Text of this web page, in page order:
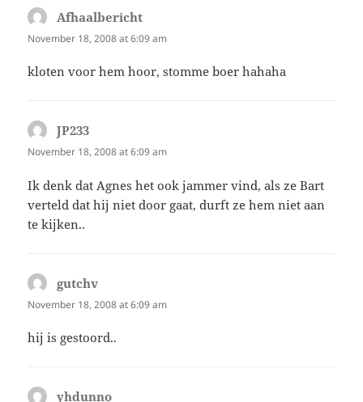
Afhaalbericht
November 18, 2008 at 6:09 am
kloten voor hem hoor, stomme boer hahaha
JP233
November 18, 2008 at 6:09 am
Ik denk dat Agnes het ook jammer vind, als ze Bart
verteld dat hij niet door gaat, durft ze hem niet aan
te kijken..
gutchv
November 18, 2008 at 6:09 am
hij is gestoord..
yhdunno